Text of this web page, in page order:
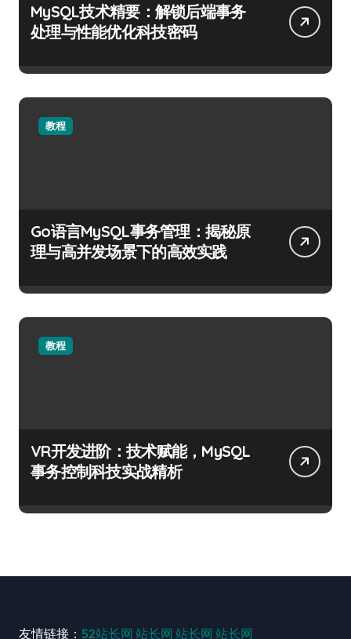
MySQL技术精要：解锁后端事务
处理与性能优化科技密码
教程
Go语言MySQL事务管理：揭秘原
理与高并发场景下的高效实践
教程
VR开发进阶：技术赋能，MySQL
事务控制科技实战精析
友情链接： 52站长网 站长网 站长网 站长网